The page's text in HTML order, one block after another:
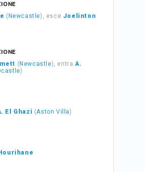
( Newcastle), esce Joelinton
( Newcastle), entraA.
)
El Ghazi (Aston Villa)